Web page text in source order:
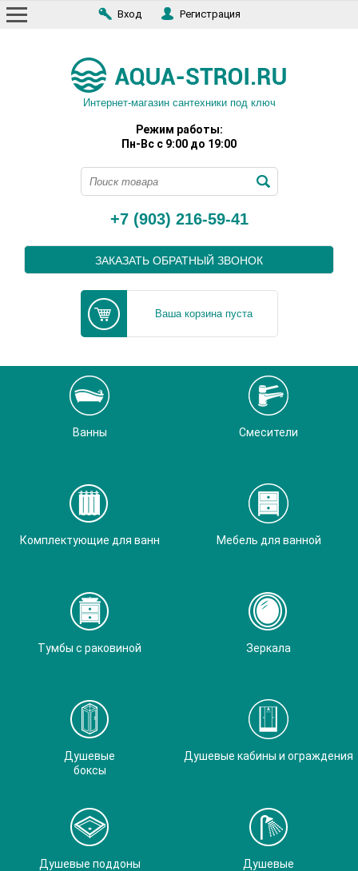
Вход Регистрация
Интернет-магазин сантехники под ключ
Режим работы:
Пн-Вс с 9:00 до 19:00
+7 (903) 216-59-41
ЗАКАЗАТЬ ОБРАТНЫЙ ЗВОНОК
Ваша корзина пуста
Ванны Смесители
Комплектующие для ванн Мебель для ванной
Тумбы с раковиной Зеркала
Душевые
боксы
Душевые кабины и ограждения
Душевые поддоны
Душевые